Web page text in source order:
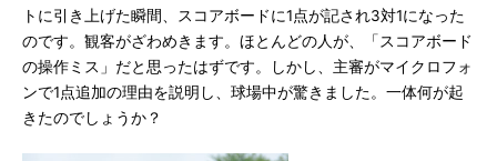
トに引き上げた瞬間、スコアボードに1点が記され3対1になった
のです。観客がざわめきます。ほとんどの人が、「スコアボード
の操作ミス」だと思ったはずです。しかし、主審がマイクロフォ
ンで1点追加の理由を説明し、球場中が驚きました。一体何が起
きたのでしょうか？